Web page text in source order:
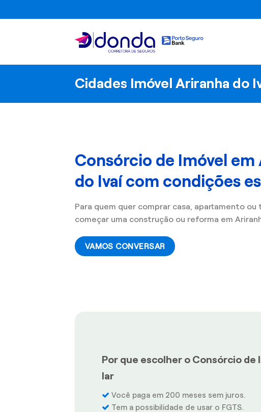
to
Cidades Imóvel Ariranha do
Consórcio de Imóvel em
do Ivaí com condições
Para quem quer comprar casa, apartamento
começar uma construção ou reforma em
VAMOS CONVERSAR
Por que escolher o Consórcio de
lar
Você paga em 200 meses sem juros.
Tem a possibilidade de usar o FGTS.